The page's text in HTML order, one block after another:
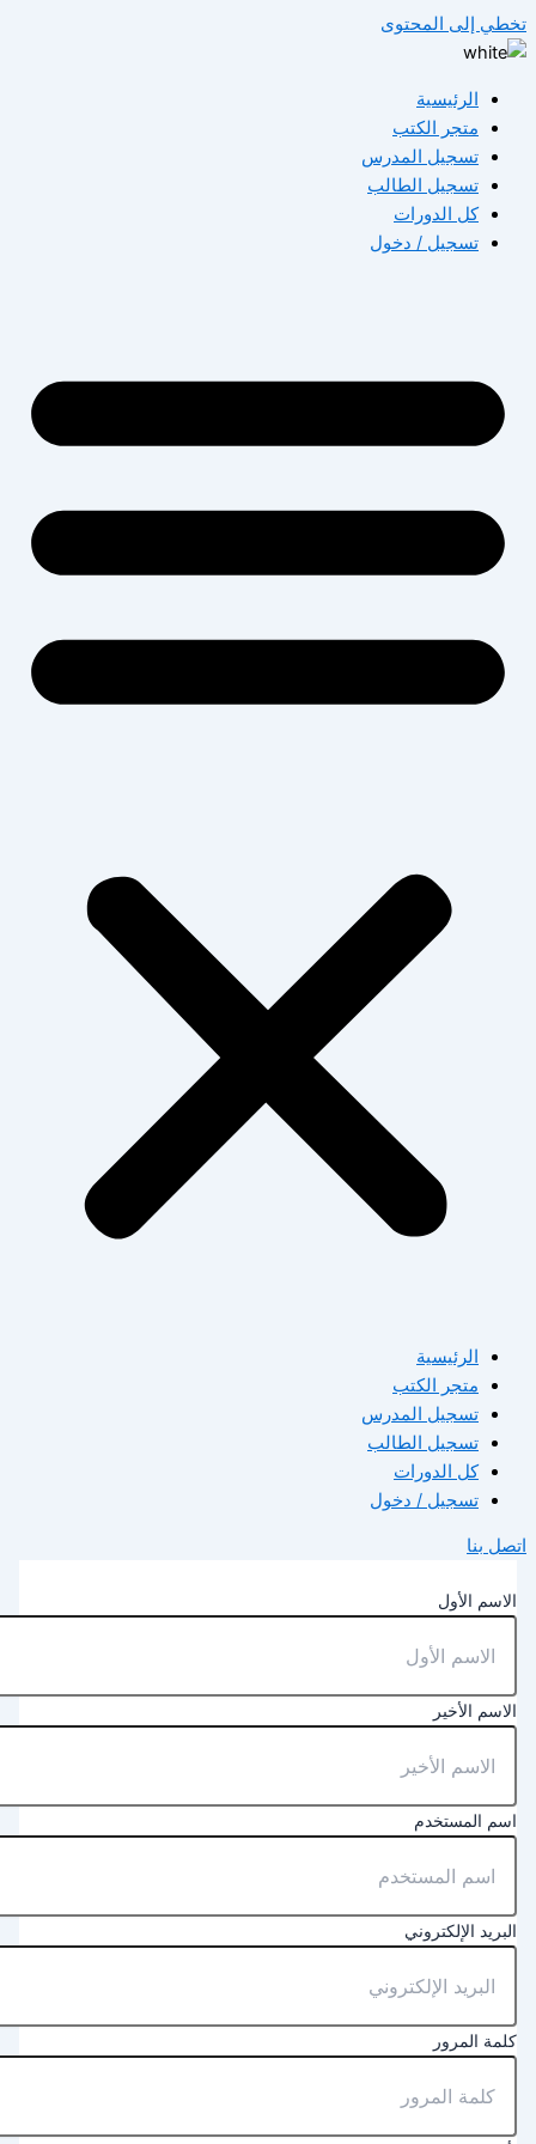
إلى المحتوى
الرئيسية
متجر الكتب
تسجيل المدرس
تسجيل الطالب
كل الدورات
تسجيل / دخول
الرئيسية
متجر الكتب
تسجيل المدرس
تسجيل الطالب
كل الدورات
تسجيل / دخول
بنا
الأول
الأخير
المستخدم
الإلكتروني
المرور